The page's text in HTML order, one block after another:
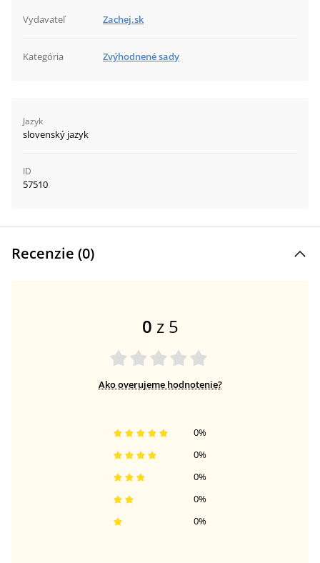
Vydavateľ Zachej.sk
Kategória Zvýhodnené sady
Jazyk
slovenský jazyk
ID
57510
Recenzie (0)
0 z 5
Ako overujeme hodnotenie?
0%
0%
0%
0%
0%